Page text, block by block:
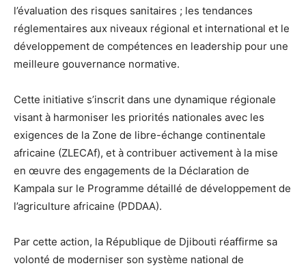
l’évaluation des risques sanitaires ; les tendances
réglementaires aux niveaux régional et international et le
développement de compétences en leadership pour une
meilleure gouvernance normative.
Cette initiative s’inscrit dans une dynamique régionale
visant à harmoniser les priorités nationales avec les
exigences de la Zone de libre-échange continentale
africaine (ZLECAf), et à contribuer activement à la mise
en œuvre des engagements de la Déclaration de
Kampala sur le Programme détaillé de développement de
l’agriculture africaine (PDDAA).
Par cette action, la République de Djibouti réaffirme sa
volonté de moderniser son système national de